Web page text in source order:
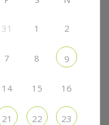
31 1 2
7 8 9
14 15 16
21 22 23